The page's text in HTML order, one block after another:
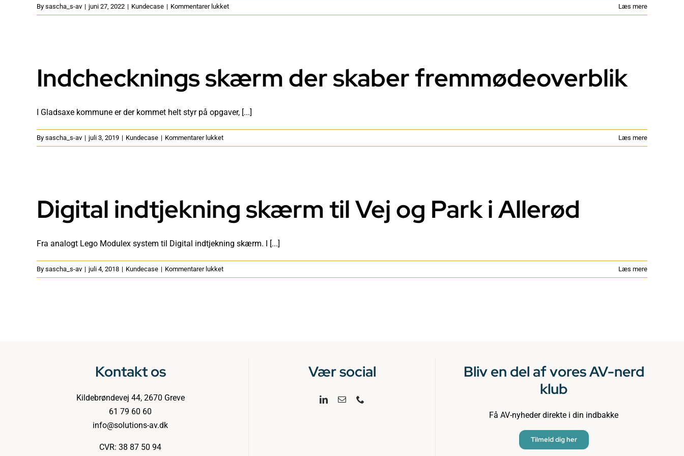
By sascha_s-av | juni 27, 2022 | Kundecase | Kommentarer lukkettil
Ferieplanlægning
Læs mere
Indchecknings skærm der skaber fremmødeoverblik
I Gladsaxe kommune er der kommet helt styr på opgaver, [...]
By sascha_s-av | juli 3, 2019 | Kundecase | Kommentarer lukkettil
Indchecknings
Læs mere
Digital indtjekning skærm til Vej og Park i Allerød
Fra analogt Lego Modulex system til Digital indtjekning skærm. I [...]
By sascha_s-av | juli 4, 2018 | Kundecase | Kommentarer lukkettil
Digital
Læs mere
Kontakt os
Kildebrøndevej 44, 2670 Greve
61 79 60 60
info@solutions-av.dk
CVR: 38 87 50 94
Vær social
Bliv en del af vores AV-nerd
klub
Få AV-nyheder direkte i din indbakke
Tilmeld dig her